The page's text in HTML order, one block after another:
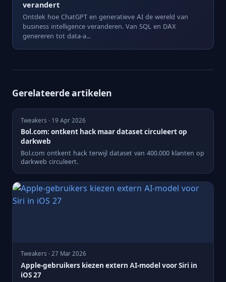
verandert
Ontdek hoe ChatGPT en generatieve AI de wereld van
business intelligence veranderen. Van SQL en DAX
genereren tot data-a...
Gerelateerde artikelen
Tweakers · 19 Apr 2026
Bol.com: ontkent hack maar dataset circuleert op
darkweb
Bol.com ontkent hack terwijl dataset van 400.000 klanten op
darkweb circuleert.
Tweakers · 27 Mar 2026
Apple-gebruikers kiezen extern AI-model voor Siri in
iOS 27